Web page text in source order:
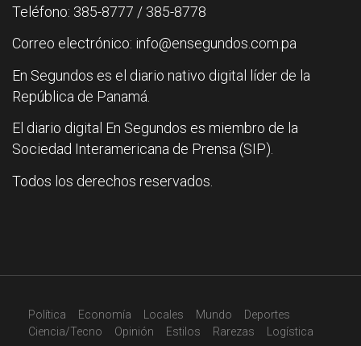
Teléfono: 385-8777 / 385-8778
Correo electrónico: info@ensegundos.com.pa
En Segundos es el diario nativo digital líder de la
República de Panamá.
El diario digital En Segundos es miembro de la
Sociedad Interamericana de Prensa (SIP).
Todos los derechos reservados.
Política Economía Locales Mundo
Deportes
Ciencia/Tecno
Opinión Estilos Rarezas Logística